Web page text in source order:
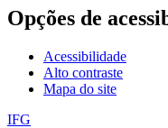
Opções de
Acessibilidade
Alto contraste
Mapa do site
IFG